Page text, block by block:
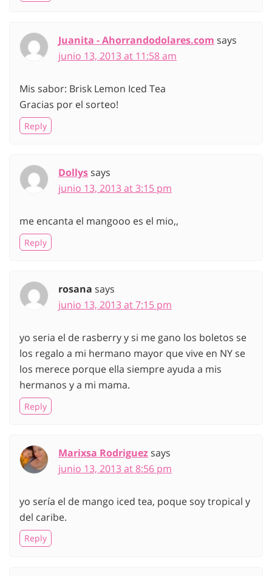
Juanita - Ahorrandodolares.com says
junio 13, 2013 at 11:58 am
Mis sabor: Brisk Lemon Iced Tea
Gracias por el sorteo!
Reply
Dollyssays
junio 13, 2013 at 3:15 pm
me encanta el mangooo es el mio,,
Reply
rosana says
junio 13, 2013 at 7:15 pm
yo seria el de rasberry y si me gano los boletos se
los regalo a mi hermano mayor que vive en NY se
los merece porque ella siempre ayuda a mis
hermanos y a mi mama.
Reply
Marixsa Rodriguezsays
junio 13, 2013 at 8:56 pm
yo sería el de mango iced tea, poque soy tropical y
del caribe.
Reply